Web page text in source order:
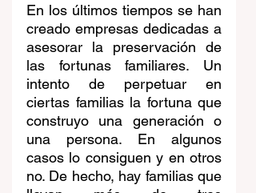
En los últimos tiempos se han
creado empresas dedicadas a
asesorar la preservación de
las fortunas familiares. Un
intento de perpetuar en
ciertas familias la fortuna que
construyo una generación o
una persona. En algunos
casos lo consiguen y en otros
no. De hecho, hay familias que